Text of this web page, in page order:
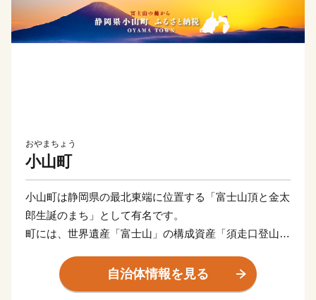
おやまちょう
小山町
小山町は静岡県の最北東端に位置する「富士山頂と金太
郎生誕のまち」として有名です。
町には、世界遺産「富士山」の構成資産「須走口登山
豊富なため、わさびや稲作の生産が盛んで、町内には美
しい水田が広がっています。
自治体情報を見る